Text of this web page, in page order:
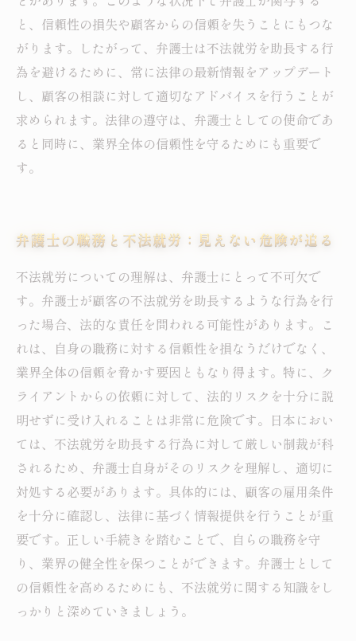
と、信頼性の損失や顧客からの信頼を失うことにもつな
がります。したがって、弁護士は不法就労を助長する行
為を避けるために、常に法律の最新情報をアップデート
し、顧客の相談に対して適切なアドバイスを行うことが
求められます。法律の遵守は、弁護士としての使命であ
ると同時に、業界全体の信頼性を守るためにも重要で
す。
弁護士の職務と不法就労：見えない危険が迫る
不法就労についての理解は、弁護士にとって不可欠で
す。弁護士が顧客の不法就労を助長するような行為を行
った場合、法的な責任を問われる可能性があります。こ
れは、自身の職務に対する信頼性を損なうだけでなく、
業界全体の信頼を脅かす要因ともなり得ます。特に、ク
ライアントからの依頼に対して、法的リスクを十分に説
明せずに受け入れることは非常に危険です。日本におい
ては、不法就労を助長する行為に対して厳しい制裁が科
されるため、弁護士自身がそのリスクを理解し、適切に
対処する必要があります。具体的には、顧客の雇用条件
を十分に確認し、法律に基づく情報提供を行うことが重
要です。正しい手続きを踏むことで、自らの職務を守
り、業界の健全性を保つことができます。弁護士として
の信頼性を高めるためにも、不法就労に関する知識をし
っかりと深めていきましょう。